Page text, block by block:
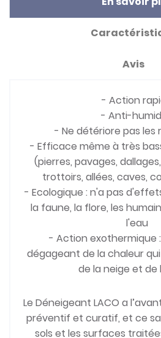
Avis
- Action
- Anti-
- Ne détériore pas
- Efficace même à très
(pierres, pavages,
trottoirs, allées, caves,
- Ecologique : n'a pas
la faune, la flore, les
l'eau
- Action exothermique
dégageant de la chaleur
de la neige et de
Le Déneigeant LACO a
préventif et curatif, et ce
sols et les surfaces